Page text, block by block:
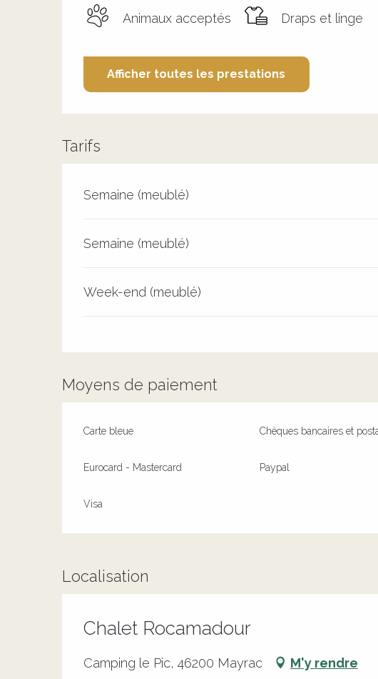
Animaux acceptés Draps et linge
Afficher toutes les prestations
Tarifs
Tarifs 2026
Semaine (meublé)
Semaine (meublé)
Week-end (meublé)
Moyens de paiement
Carte bleue Chèques bancaires et
Eurocard - Mastercard Paypal
Visa
Localisation
Chalet Rocamadour
Camping le Pic, 46200 Mayrac M'y rendre